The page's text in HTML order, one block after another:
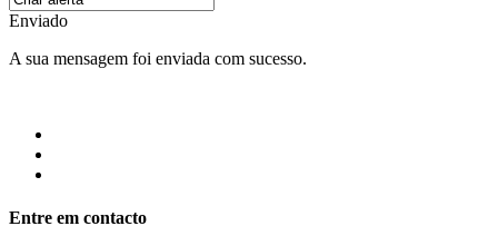
Enviado
A sua mensagem foi enviada com sucesso.
Entre em contacto